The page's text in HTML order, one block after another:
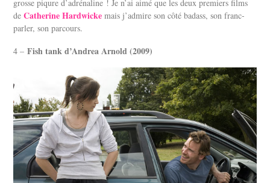
grosse piqure d’adrénaline ! Je n’ai aimé que les deux premiers films
deCatherine Hardwicke mais j’admire son côté badass, son franc-
parler, son parcours.
4 –Fish tank d’Andrea Arnold (2009)